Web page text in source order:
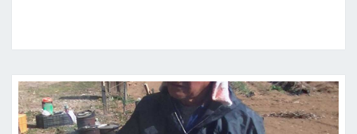
り
ヌ
ギ